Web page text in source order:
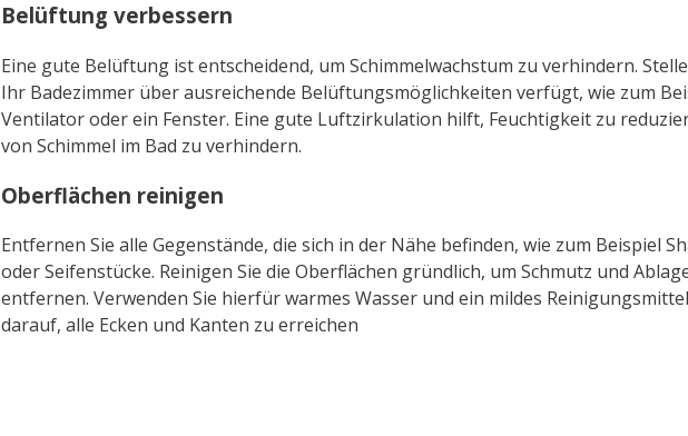
Belüftung verbessern
Eine gute Belüftung ist entscheidend, um Schimmelwachstum zu verhindern.
Ihr Badezimmer über ausreichende Belüftungsmöglichkeiten verfügt, wie zum
Ventilator oder ein Fenster. Eine gute Luftzirkulation hilft, Feuchtigkeit zu
von Schimmel im Bad zu verhindern.
Oberflächen reinigen
Entfernen Sie alle Gegenstände, die sich in der Nähe befinden, wie zum Beispiel
oder Seifenstücke. Reinigen Sie die Oberflächen gründlich, um Schmutz und
entfernen. Verwenden Sie hierfür warmes Wasser und ein mildes
darauf, alle Ecken und Kanten zu erreichen